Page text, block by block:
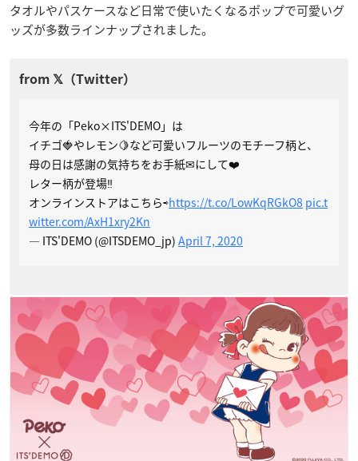
タオルやパスケースなど日常で使いたくなるポップで可愛いグ
ッズが多数ラインナップされました。
今年の「Peko×ITS'DEMO」は
イチゴ🍓やレモン🍋など可愛いフルーツのモチーフ柄と、
母の日は感謝の気持ちをお手紙✉︎にして❤️
レター柄が登場‼︎
オンラインストアはこちら⇨https://t.co/LowKqRGkO8 pic.t
witter.com/AxH1xry2Kn
— ITS'DEMO (@ITSDEMO_jp) April 7, 2020